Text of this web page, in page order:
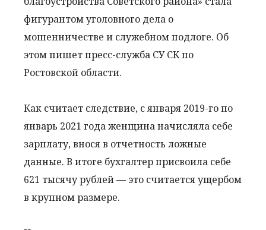
фигурантом уголовного дела о
мошенничестве и служебном подлоге. Об
этом пишет пресс-служба СУ СК по
Ростовской области.
Как считает следствие, с января 2019-го по
январь 2021 года женщина начисляла себе
зарплату, внося в отчетность ложные
данные. В итоге бухгалтер присвоила себе
621 тысячу рублей — это считается ущербом
в крупном размере.